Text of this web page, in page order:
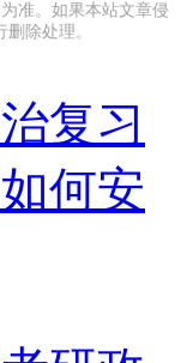
准。如果本站文章侵
除处理。
复习
何安